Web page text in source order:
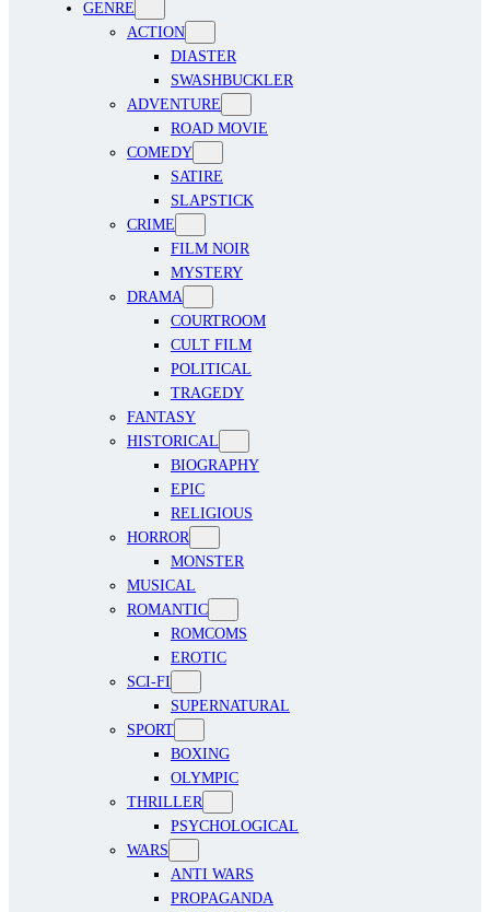
GENRE
ACTION
DIASTER
SWASHBUCKLER
ADVENTURE
ROAD MOVIE
COMEDY
SATIRE
SLAPSTICK
CRIME
FILM NOIR
MYSTERY
DRAMA
COURTROOM
CULT FILM
POLITICAL
TRAGEDY
FANTASY
HISTORICAL
BIOGRAPHY
EPIC
RELIGIOUS
HORROR
MONSTER
MUSICAL
ROMANTIC
ROMCOMS
EROTIC
SCI-FI
SUPERNATURAL
SPORT
BOXING
OLYMPIC
THRILLER
PSYCHOLOGICAL
WARS
ANTI WARS
PROPAGANDA